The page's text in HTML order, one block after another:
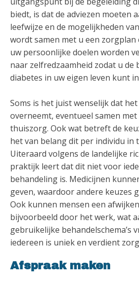
biedt, is dat de adviezen moeten
leefwijze en de mogelijkheden
wordt samen met u een
uw persoonlijke doelen worden
naar zelfredzaamheid zodat u de
diabetes in uw eigen leven kunt
Soms is het juist wenselijk dat
overneemt, eventueel samen
thuiszorg. Ook wat betreft de
het van belang dit per individu in
Uiteraard volgens de landelijke
praktijk leert dat dit niet voor
behandeling is. Medicijnen
geven, waardoor andere keuzes
Ook kunnen mensen een
bijvoorbeeld door het werk, wat
gebruikelijke behandelschema’s
iedereen is uniek en verdient
Afspraak maken